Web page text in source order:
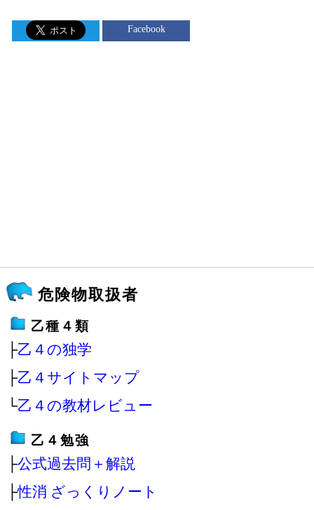
Facebook
危険物取扱者
乙種４類
├乙４の独学
├乙４サイトマップ
└乙４の教材レビュー
乙４勉強
├公式過去問＋解説
├性消 ざっくりノート